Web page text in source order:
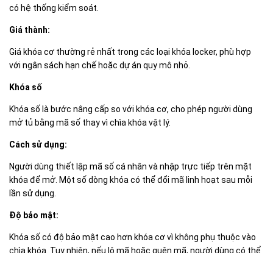
có hệ thống kiểm soát.
Giá thành:
Giá khóa cơ thường rẻ nhất trong các loại khóa locker, phù hợp
với ngân sách hạn chế hoặc dự án quy mô nhỏ.
Khóa số
Khóa số là bước nâng cấp so với khóa cơ, cho phép người dùng
mở tủ bằng mã số thay vì chìa khóa vật lý.
Cách sử dụng:
Người dùng thiết lập mã số cá nhân và nhập trực tiếp trên mặt
khóa để mở. Một số dòng khóa có thể đổi mã linh hoạt sau mỗi
lần sử dụng.
Độ bảo mật:
Khóa số có độ bảo mật cao hơn khóa cơ vì không phụ thuộc vào
chìa khóa. Tuy nhiên, nếu lộ mã hoặc quên mã, người dùng có thể